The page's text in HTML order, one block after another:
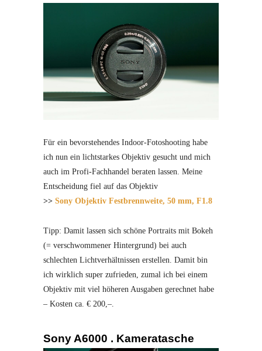
Für ein bevorstehendes Indoor-Fotoshooting habe
ich nun ein lichtstarkes Objektiv gesucht und mich
auch im Profi-Fachhandel beraten lassen. Meine
Entscheidung fiel auf das Objektiv
>> Sony Objektiv Festbrennweite, 50 mm, F1.8
Tipp: Damit lassen sich schöne Portraits mit Bokeh
(= verschwommener Hintergrund) bei auch
schlechten Lichtverhältnissen erstellen. Damit bin
ich wirklich super zufrieden, zumal ich bei einem
Objektiv mit viel höheren Ausgaben gerechnet habe
– Kosten ca. € 200,–.
Sony A6000 . Kameratasche